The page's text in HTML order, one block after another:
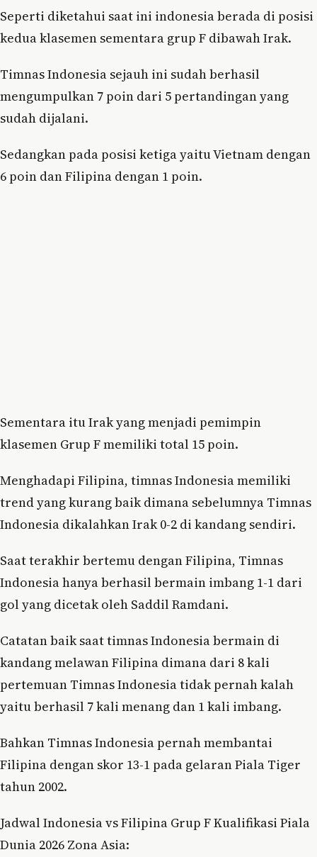
Seperti diketahui saat ini indonesia berada di posisi
kedua klasemen sementara grup F dibawah Irak.
Timnas Indonesia sejauh ini sudah berhasil
mengumpulkan 7 poin dari 5 pertandingan yang
sudah dijalani.
Sedangkan pada posisi ketiga yaitu Vietnam dengan
6 poin dan Filipina dengan 1 poin.
Sementara itu Irak yang menjadi pemimpin
klasemen Grup F memiliki total 15 poin.
Menghadapi Filipina, timnas Indonesia memiliki
trend yang kurang baik dimana sebelumnya Timnas
Indonesia dikalahkan Irak 0-2 di kandang sendiri.
Saat terakhir bertemu dengan Filipina, Timnas
Indonesia hanya berhasil bermain imbang 1-1 dari
gol yang dicetak oleh Saddil Ramdani.
Catatan baik saat timnas Indonesia bermain di
kandang melawan Filipina dimana dari 8 kali
pertemuan Timnas Indonesia tidak pernah kalah
yaitu berhasil 7 kali menang dan 1 kali imbang.
Bahkan Timnas Indonesia pernah membantai
Filipina dengan skor 13-1 pada gelaran Piala Tiger
tahun 2002.
Jadwal Indonesia vs Filipina Grup F Kualifikasi Piala
Dunia 2026 Zona Asia: